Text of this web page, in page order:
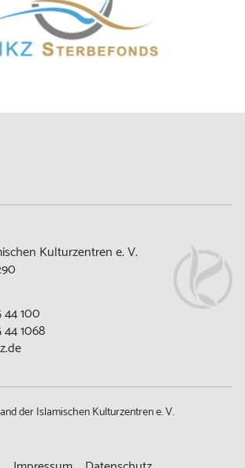
Kulturzentren e. V.
100
1068
der Islamischen Kulturzentren e. V.